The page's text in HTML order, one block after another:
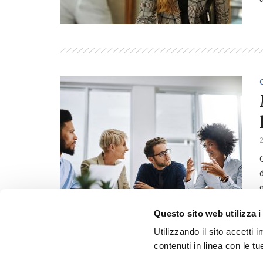
Questo sito web utilizza i
Utilizzando il sito accetti
contenuti in linea con le